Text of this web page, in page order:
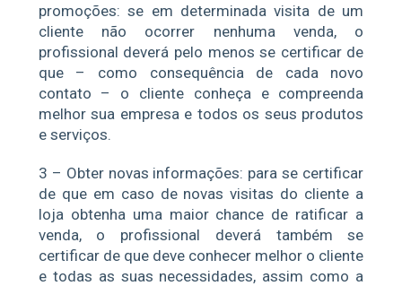
promoções: se em determinada visita de um
cliente não ocorrer nenhuma venda, o
profissional deverá pelo menos se certificar de
que – como consequência de cada novo
contato – o cliente conheça e compreenda
melhor sua empresa e todos os seus produtos
e serviços.
3 – Obter novas informações: para se certificar
de que em caso de novas visitas do cliente a
loja obtenha uma maior chance de ratificar a
venda, o profissional deverá também se
certificar de que deve conhecer melhor o cliente
e todas as suas necessidades, assim como a